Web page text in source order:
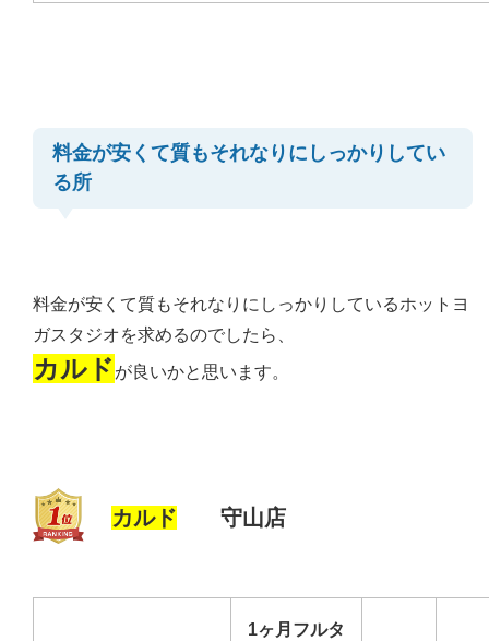
料金が安くて質もそれなりにしっかりしてい
る所
料金が安くて質もそれなりにしっかりしているホットヨ
ガスタジオを求めるのでしたら、
カルド が良いかと思います。
カルド 守山店
1ヶ月フルタ